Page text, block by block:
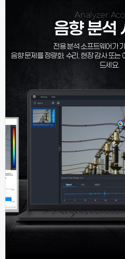
Analyzer
음향 분석
전용 분석 소프트웨어가
음향 문제를 정량화, 수리, 현장 감사 또는
드세요.